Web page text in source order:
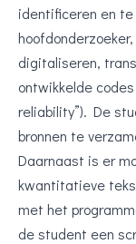
identificeren en
digitaliseren,
ontwikkelde
reliability”). De
bronnen te
Daarnaast is er
kwantitatieve
met het
de student een